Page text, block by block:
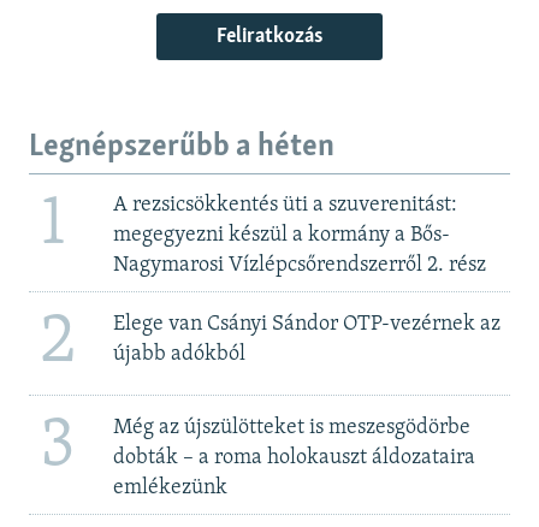
Feliratkozás
Legnépszerűbb a héten
1
A rezsicsökkentés üti a szuverenitást:
megegyezni készül a kormány a Bős-
Nagymarosi Vízlépcsőrendszerről 2. rész
2
Elege van Csányi Sándor OTP-vezérnek az
újabb adókból
3
Még az újszülötteket is meszesgödörbe
dobták – a roma holokauszt áldozataira
emlékezünk